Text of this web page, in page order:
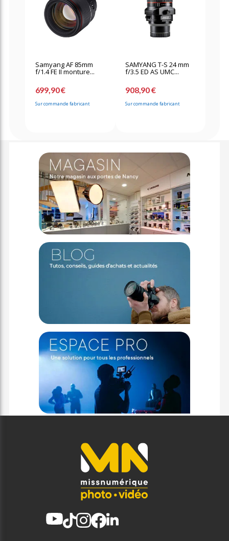
Samyang AF 85mm
f/1.4 FE II monture...
699,90 €
Sur commande fabricant
SAMYANG T-S 24 mm
f/3.5 ED AS UMC...
908,90 €
Sur commande fabricant